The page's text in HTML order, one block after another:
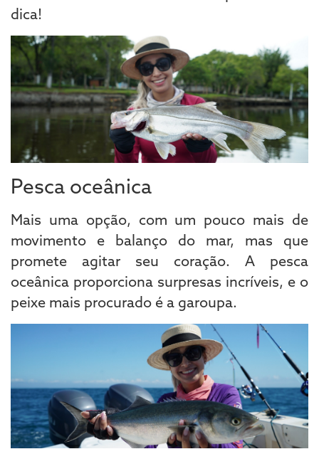
dica!
Pesca oceânica
Mais uma opção, com um pouco mais de
movimento e balanço do mar, mas que
promete agitar seu coração. A pesca
oceânica proporciona surpresas incríveis, e o
peixe mais procurado é a garoupa.